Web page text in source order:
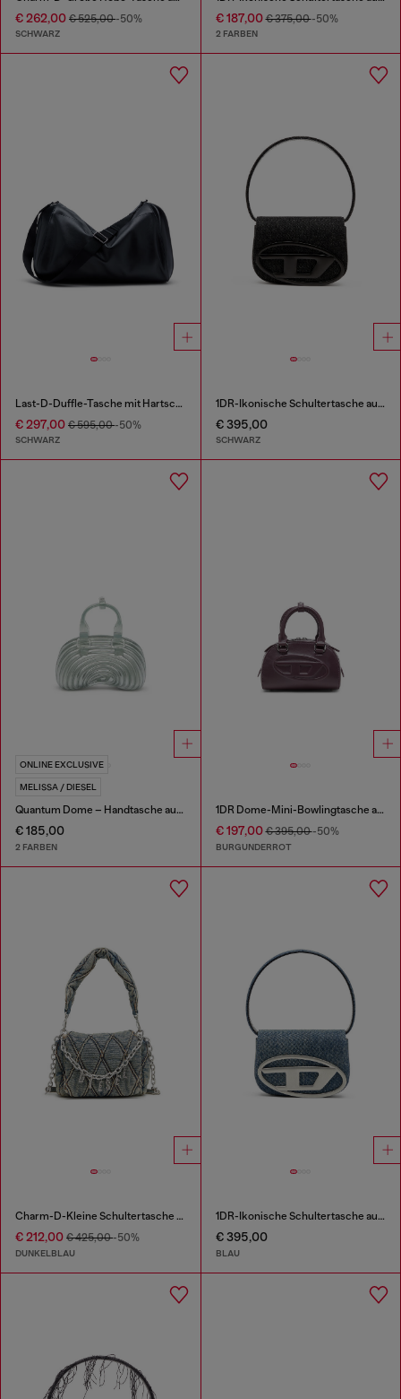
€ 262,00 € 525,00-50%
SCHWARZ
€ 187,00€ 375,00-50%
2 FARBEN
Last-D-Duffle-Tasche mit Hartschalen-Logo-Seiten
€ 297,00 € 595,00-50%
SCHWARZ
1DR-Ikonische Schultertasche aus gewaschenem Denim
€ 395,00
SCHWARZ
ONLINE EXCLUSIVE
MELISSA / DIESEL
Quantum Dome – Handtasche aus Melflex®
€ 185,00
2 FARBEN
1DR Dome-Mini-Bowlingtasche aus Leder
€ 197,00€ 395,00-50%
BURGUNDERROT
Charm-D-Kleine Schultertasche aus gestepptem Denim
€ 212,00 € 425,00-50%
DUNKELBLAU
1DR-Ikonische Schultertasche aus solarisiertem Denim
€ 395,00
BLAU